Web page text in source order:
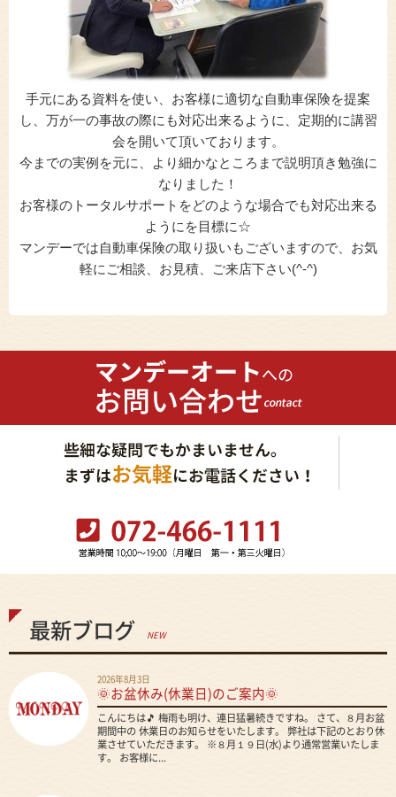
手元にある資料を使い、お客様に適切な自動車保険を提案
し、万が一の事故の際にも対応出来るように、定期的に講習
会を開いて頂いております。
今までの実例を元に、より細かなところまで説明頂き勉強に
なりました！
お客様のトータルサポートをどのような場合でも対応出来る
ようにを目標に☆
マンデーでは自動車保険の取り扱いもございますので、お気
軽にご相談、お見積、ご来店下さい(^-^)
最新ブログ NEW
2026年8月3日
🌞お盆休み(休業日)のご案内🌞
こんにちは🎵 梅雨も明け、連日猛暑続きですね。 さて、８月お盆
期間中の 休業日のお知らせをいたします。 弊社は下記のとおり休
業させていただきます。 ※８月１９日(水)より通常営業いたしま
す。 お客様に...